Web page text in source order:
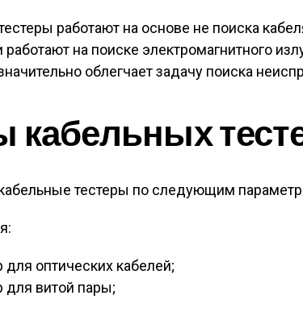
работают на основе не поиска
работают на поиске электромагнитного
облегчает задачу поиска
кабельных
тестеры по следующим
для оптических кабелей;
для витой пары;